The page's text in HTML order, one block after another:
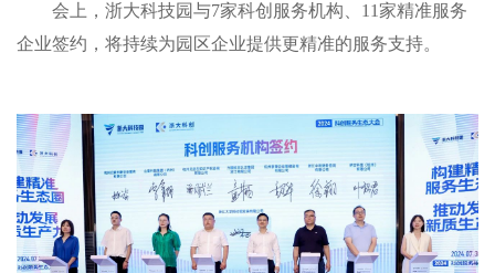
会上，浙大科技园与7家科创服务机构、11家精准服务
企业签约，将持续为园区企业提供更精准的服务支持。